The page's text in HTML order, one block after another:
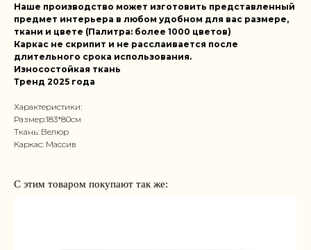
Наше производство может изготовить представленный
предмет интерьера в любом удобном для вас размере,
ткани и цвете (Палитра: более 1000 цветов)
Каркас не скрипит и не расслаивается после
длительного срока использования.
Износостойкая ткань
Тренд 2025 года
Характеристики:
Размер:183*80см
Ткань: Велюр
Каркас: Массив
С этим товаром покупают так же: